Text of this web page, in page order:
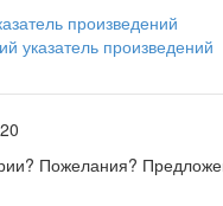
произведений
указатель произведений
Пожелания?